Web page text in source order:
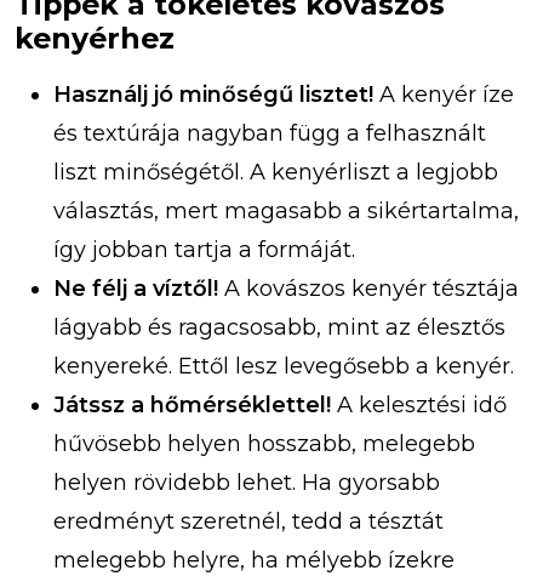
kenyérhez
Használj jó minőségű lisztet! A kenyér íze
és textúrája nagyban függ a felhasznált
liszt minőségétől. A kenyérliszt a legjobb
választás, mert magasabb a sikértartalma,
így jobban tartja a formáját.
Ne félj a víztől! A kovászos kenyér tésztája
lágyabb és ragacsosabb, mint az élesztős
kenyereké. Ettől lesz levegősebb a kenyér.
Játssz a hőmérséklettel! A kelesztési idő
hűvösebb helyen hosszabb, melegebb
helyen rövidebb lehet. Ha gyorsabb
eredményt szeretnél, tedd a tésztát
melegebb helyre, ha mélyebb ízekre